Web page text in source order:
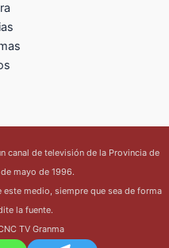
canal de televisión de la Provincia de
mayo de 1996.
medio, siempre que sea de forma
la fuente.
TV Granma